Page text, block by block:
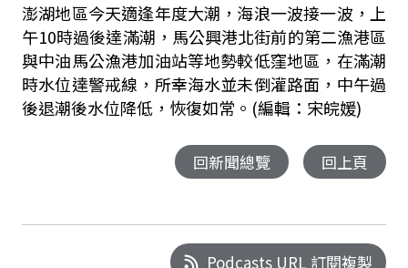
澎湖地區今天適逢年度大潮，海浪一波接一波，上
午10時過後達滿潮，馬公興港北街前的第二漁港區
與中油馬公漁港加油站等地勢較低窪地區，在滿潮
時水位達警戒線，所幸海水並未倒灌路面，中午過
後退潮後水位降低，恢復如常。 (編輯：宋皖媛)
回新聞總覽 回上頁
Podcasts URL 訂閱複製